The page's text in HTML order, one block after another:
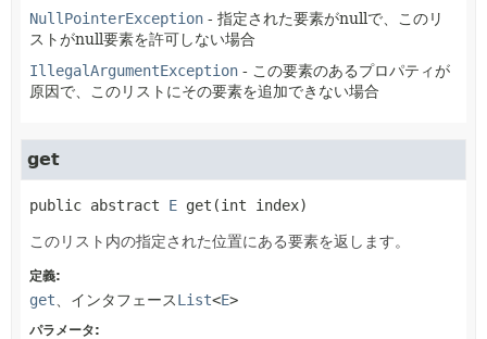
NullPointerException - 指定された要素がnullで、このリ
ストがnull要素を許可しない場合
IllegalArgumentException - この要素のあるプロパティが
原因で、このリストにその要素を追加できない場合
get
public abstract E get (int index)
このリスト内の指定された位置にある要素を返します。
定義:
get 、インタフェースList<E>
パラメータ: